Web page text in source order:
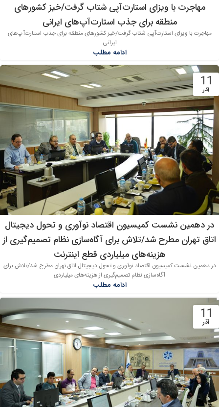
مهاجرت با ویزای استارت‌آپی شتاب گرفت/خیز کشورهای
منطقه برای جذب استارت‌آپ‌های ایرانی
مهاجرت با ویزای استارت‌آپی شتاب گرفت/خیز کشورهای منطقه برای جذب استارت‌آپ‌های
ایرانی
ادامه مطلب
11
آذر
در دهمین نشست کمیسیون اقتصاد نوآوری و تحول دیجیتال
اتاق تهران مطرح شد/تلاش برای آگاه‌سازی نظام تصمیم‌گیری از
هزینه‌های میلیاردی قطع اینترنت
در دهمین نشست کمیسیون اقتصاد نوآوری و تحول دیجیتال اتاق تهران مطرح شد/تلاش برای
آگاه‌سازی نظام تصمیم‌گیری از هزینه‌های میلیاردی
ادامه مطلب
11
آذر